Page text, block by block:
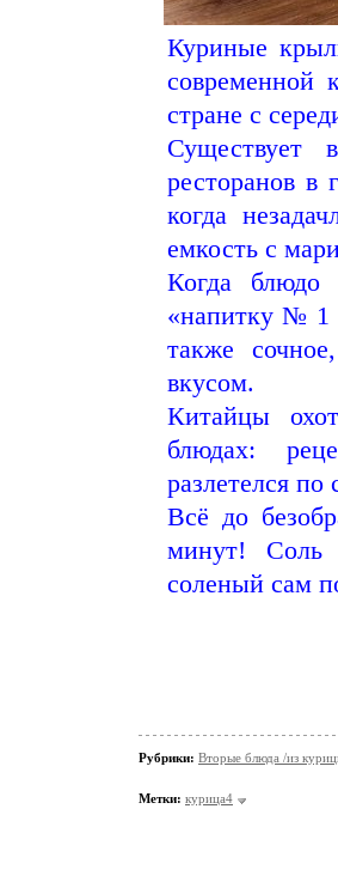
Куриные
современной
стране с
Существует
ресторанов в
когда
емкость с
Когда блюдо
«напитку № 1
также
вкусом.
Китайцы
блюдах:
разлетелся по
Всё до
минут! Соль
соленый сам
Рубрики: Вторые блюда /из
Метки: курица4